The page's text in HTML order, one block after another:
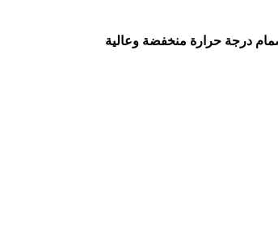
درجة حرارة منخفضة وعالية